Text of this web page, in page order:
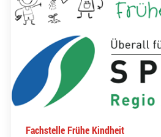
Fachstelle Frühe Kindheit